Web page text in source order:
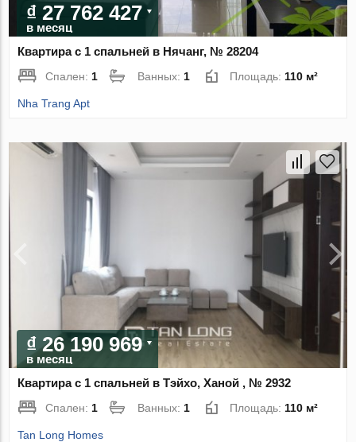
₫ 27 762 427
в месяц
Квартира с 1 спальней в Нячанг, № 28204
Спален: 1 Ванных: 1 Площадь: 110 м²
Nha Trang Apt
₫ 26 190 969
в месяц
Квартира с 1 спальней в Тэйхо, Ханой , № 2932
Спален: 1 Ванных: 1 Площадь: 110 м²
Tan Long Homes